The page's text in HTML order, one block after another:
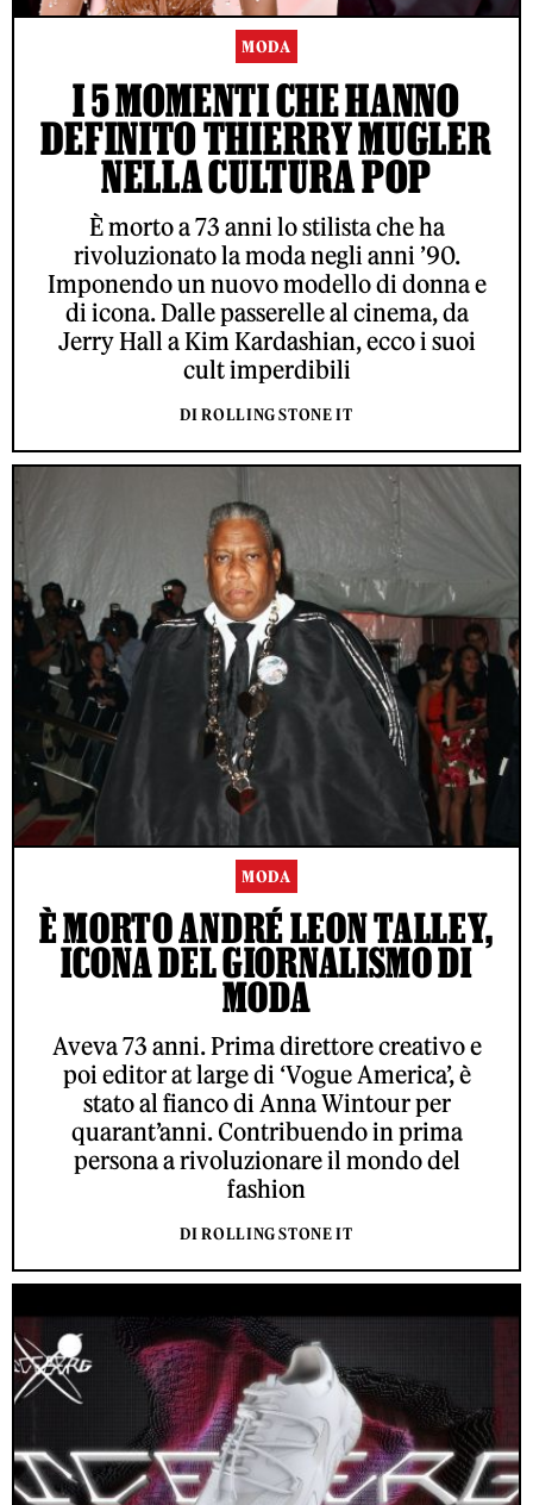
MODA
I 5 MOMENTI CHE HANNO
DEFINITO THIERRY MUGLER
NELLA CULTURA POP
È morto a 73 anni lo stilista che ha
rivoluzionato la moda negli anni ’90.
Imponendo un nuovo modello di donna e
di icona. Dalle passerelle al cinema, da
Jerry Hall a Kim Kardashian, ecco i suoi
cult imperdibili
DI ROLLING STONE IT
MODA
È MORTO ANDRÉ LEON TALLEY,
ICONA DEL GIORNALISMO DI
MODA
Aveva 73 anni. Prima direttore creativo e
poi editor at large di ‘Vogue America’, è
stato al fianco di Anna Wintour per
quarant’anni. Contribuendo in prima
persona a rivoluzionare il mondo del
fashion
DI ROLLING STONE IT